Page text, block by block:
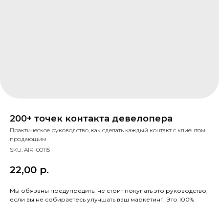
200+ точек контакта девелопера
Практическое руководство, как сделать каждый контакт с клиентом
продающим
SKU: AIR-00115
22,00 р.
Мы обязаны предупредить: не стоит покупать это руководство,
если вы не собираетесь улучшать ваш маркетинг. Это 100%